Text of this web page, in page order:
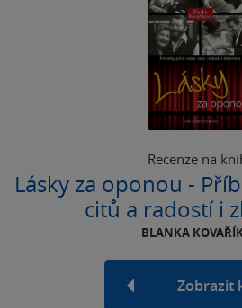
Recenze na
Lásky za oponou -
citů a radostí i
BLANKA
Zobrazit